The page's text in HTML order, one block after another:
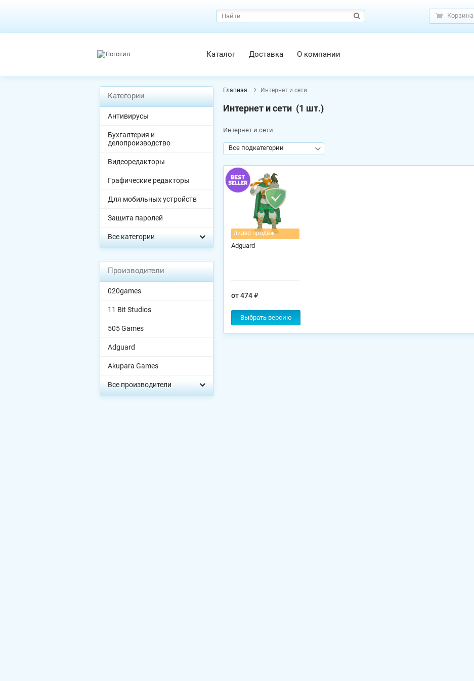
Корзина
Каталог Доставка О компании
Главная Интернет и сети
Интернет и сети (1 шт.)
Интернет и сети
Все подкатегории
лидер продаж
Adguard
от 474
Выбрать версию
Категории
Антивирусы
Бухгалтерия и
делопроизводство
Видеоредакторы
Графические редакторы
Для мобильных устройств
Защита паролей
Все категории
Производители
020games
11 Bit Studios
505 Games
Adguard
Akupara Games
Все производители